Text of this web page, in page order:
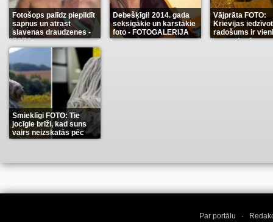
Fotošops palīdz piepildīt
sapņus un atrast
slavenas draudzenes -
FOTO(13)
Debešķīgi! 2014. gada
seksīgākie un karstākie
foto - FOTOGALERIJA
(9)
Vājprāta FOTO:
Krievijas
radošums ir
neaprakstāms
Smieklīgi FOTO: Tie
jocīgie brīži, kad suns
vairs neizskatās pēc
suņa(11)
Par portālu ·